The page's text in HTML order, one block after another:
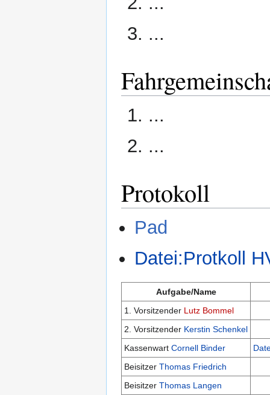
...
...
...
Protokoll
Pad
Datei:Protkoll
Aufgabe/Name
1. Vorsitzender Lutz Bommel
2. Vorsitzender Kerstin Schenkel
Kassenwart Cornell Binder
Beisitzer Thomas Friedrich
Beisitzer Thomas Langen